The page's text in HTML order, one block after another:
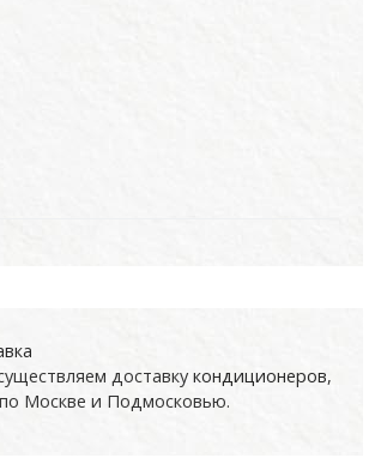
доставку кондиционеров,
Москве и Подмосковью.